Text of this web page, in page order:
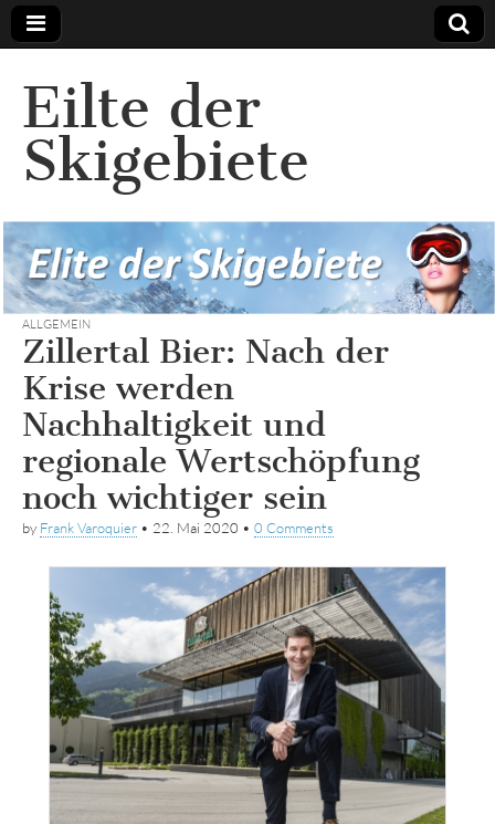
Eilte der
Skigebiete
ALLGEMEIN
Zillertal Bier: Nach der
Krise werden
Nachhaltigkeit und
regionale Wertschöpfung
noch wichtiger sein
by Frank Varoquier • 22. Mai 2020 • 0 Comments